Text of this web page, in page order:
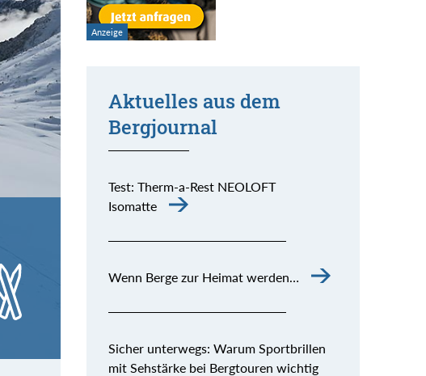
Aktuelles aus dem
Bergjournal
Test: Therm-a-Rest NEOLOFT
Isomatte
Wenn Berge zur Heimat werden…
Sicher unterwegs: Warum Sportbrillen
mit Sehstärke bei Bergtouren wichtig